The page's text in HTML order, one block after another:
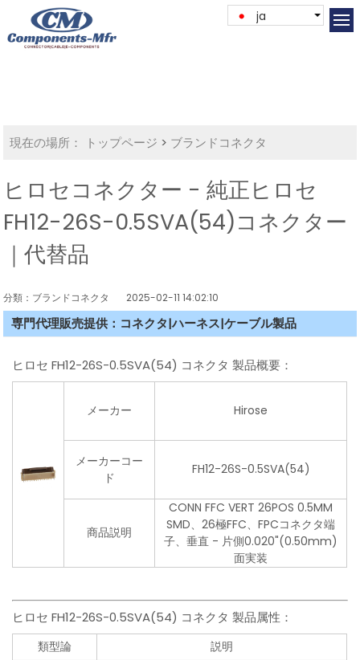
ja
現在の場所： トップページ > ブランドコネクタ
ヒロセコネクター - 純正ヒロセ
FH12-26S-0.5SVA(54)コネクター
｜代替品
分類：ブランドコネクタ 2025-02-11 14:02:10
専門代理販売提供：コネクタ|ハーネス|ケーブル製品
ヒロセ FH12-26S-0.5SVA(54) コネクタ 製品概要：
メーカー Hirose
メーカーコー
ド
FH12-26S-0.5SVA(54)
商品説明
CONN FFC VERT 26POS 0.5MM
SMD、26極FFC、FPCコネクタ端
子、垂直 - 片側0.020"(0.50mm)
面実装
ヒロセ FH12-26S-0.5SVA(54) コネクタ 製品属性：
類型論 説明